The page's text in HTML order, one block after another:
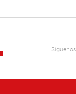
Síguenos